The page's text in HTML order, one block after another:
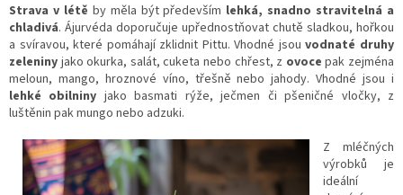
Strava v létě by měla být především lehká, snadno stravitelná a
chladivá. Ájurvéda doporučuje upřednostňovat chutě sladkou, hořkou
a svíravou, které pomáhají zklidnit Pittu. Vhodné jsouvodnaté druhy
zeleniny jako okurka, salát, cuketa nebo chřest, z ovoce pak zejména
meloun, mango, hroznové víno, třešně nebo jahody. Vhodné jsou i
lehké obilniny jako basmati rýže, ječmen či pšeničné vločky, z
luštěnin pak mungo nebo adzuki.
Z mléčných
výrobků je
ideální